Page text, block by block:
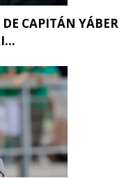
CAPITÁN YÁBER